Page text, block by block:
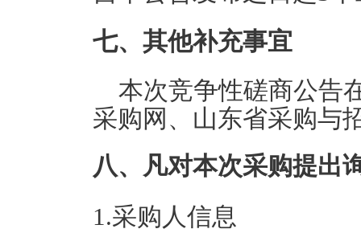
七、其他补充事宜
本次竞争性磋商公告
采购网、山东省采购与
八、凡对本次采购提出
1.采购人信息